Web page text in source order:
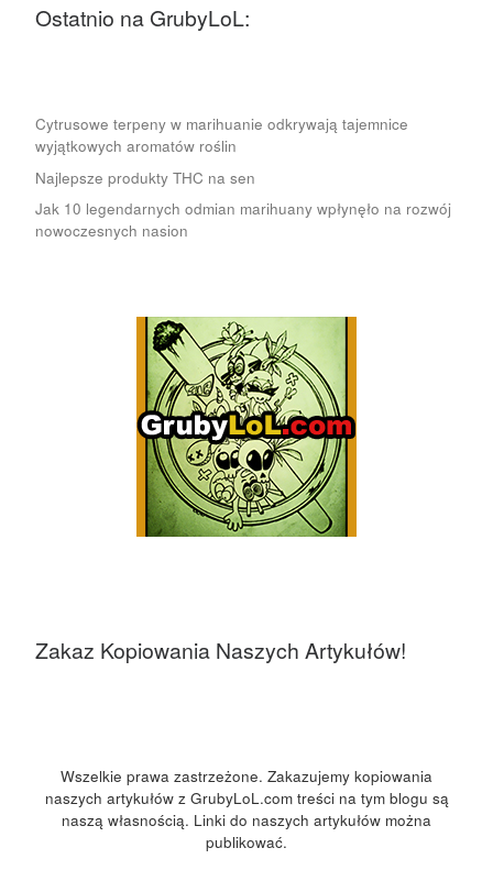
Ostatnio na GrubyLoL:
Cytrusowe terpeny w marihuanie odkrywają tajemnice
wyjątkowych aromatów roślin
Najlepsze produkty THC na sen
Jak 10 legendarnych odmian marihuany wpłynęło na rozwój
nowoczesnych nasion
Zakaz Kopiowania Naszych Artykułów!
Wszelkie prawa zastrzeżone. Zakazujemy kopiowania
naszych artykułów z GrubyLoL.com treści na tym blogu są
naszą własnością. Linki do naszych artykułów można
publikować.